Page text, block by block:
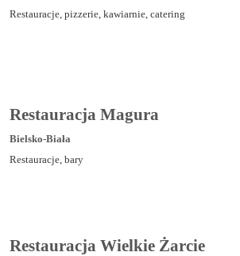
Restauracje, pizzerie, kawiarnie, catering
Restauracja Magura
Bielsko-Biała
Restauracje, bary
Restauracja Wielkie Żarcie